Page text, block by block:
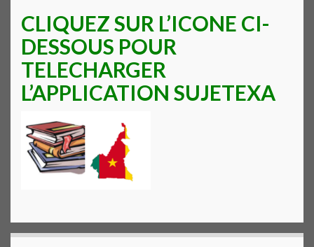
CLIQUEZ SUR L’ICONE CI-
DESSOUS POUR
TELECHARGER
L’APPLICATION SUJETEXA